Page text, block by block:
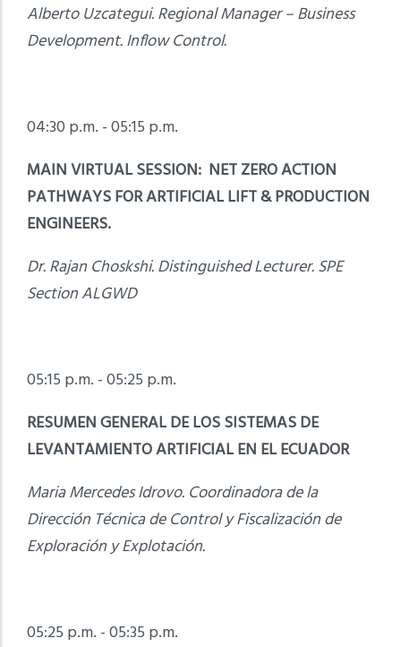
Alberto Uzcategui. Regional Manager – Business
Development. Inflow Control.
04:30 p.m. - 05:15 p.m.
MAIN VIRTUAL SESSION: NET ZERO ACTION
PATHWAYS FOR ARTIFICIAL LIFT & PRODUCTION
ENGINEERS.
Dr. Rajan Choskshi. Distinguished Lecturer. SPE
Section ALGWD
05:15 p.m. - 05:25 p.m.
RESUMEN GENERAL DE LOS SISTEMAS DE
LEVANTAMIENTO ARTIFICIAL EN EL ECUADOR
Maria Mercedes Idrovo. Coordinadora de la
Dirección Técnica de Control y Fiscalización de
Exploración y Explotación.
05:25 p.m. - 05:35 p.m.